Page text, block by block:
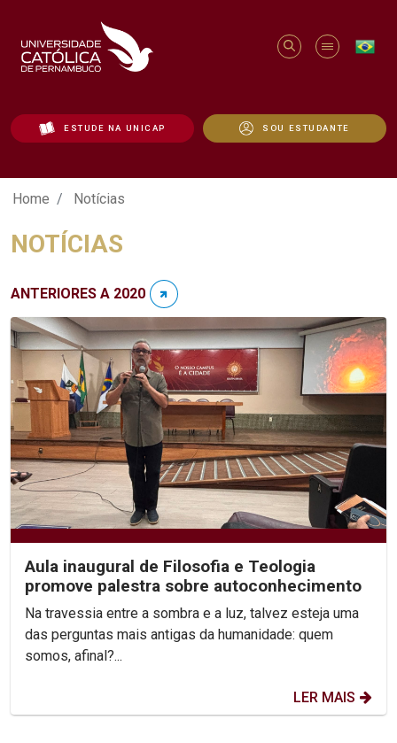
ESTUDE NA UNICAP SOU ESTUDANTE
Notícias - Unicap
Home Notícias
NOTÍCIAS
ANTERIORES A 2020
Aula inaugural de Filosofia e Teologia
promove palestra sobre autoconhecimento
Na travessia entre a sombra e a luz, talvez esteja uma
das perguntas mais antigas da humanidade: quem
somos, afinal?...
LER MAIS